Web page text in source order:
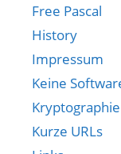
Free Pascal
History
Impressum
Keine
Kryptographie
Kurze URLs